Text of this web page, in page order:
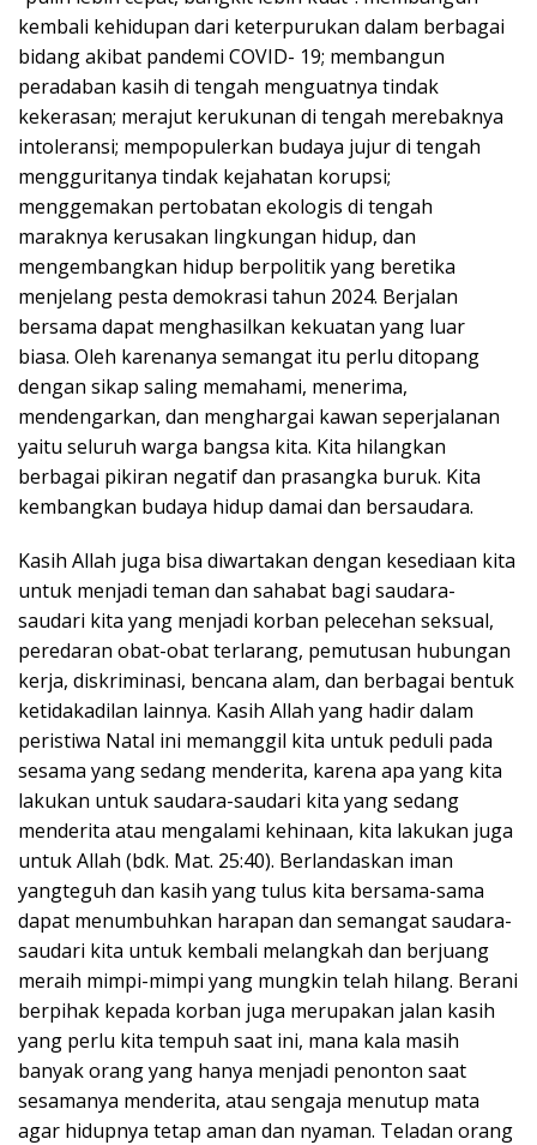
kembali kehidupan dari keterpurukan dalam berbagai
bidang akibat pandemi COVID- 19; membangun
peradaban kasih di tengah menguatnya tindak
kekerasan; merajut kerukunan di tengah merebaknya
intoleransi; mempopulerkan budaya jujur di tengah
mengguritanya tindak kejahatan korupsi;
menggemakan pertobatan ekologis di tengah
maraknya kerusakan lingkungan hidup, dan
mengembangkan hidup berpolitik yang beretika
menjelang pesta demokrasi tahun 2024. Berjalan
bersama dapat menghasilkan kekuatan yang luar
biasa. Oleh karenanya semangat itu perlu ditopang
dengan sikap saling memahami, menerima,
mendengarkan, dan menghargai kawan seperjalanan
yaitu seluruh warga bangsa kita. Kita hilangkan
berbagai pikiran negatif dan prasangka buruk. Kita
kembangkan budaya hidup damai dan bersaudara.
Kasih Allah juga bisa diwartakan dengan kesediaan kita
untuk menjadi teman dan sahabat bagi saudara-
saudari kita yang menjadi korban pelecehan seksual,
peredaran obat-obat terlarang, pemutusan hubungan
kerja, diskriminasi, bencana alam, dan berbagai bentuk
ketidakadilan lainnya. Kasih Allah yang hadir dalam
peristiwa Natal ini memanggil kita untuk peduli pada
sesama yang sedang menderita, karena apa yang kita
lakukan untuk saudara-saudari kita yang sedang
menderita atau mengalami kehinaan, kita lakukan juga
untuk Allah (bdk. Mat. 25:40). Berlandaskan iman
yangteguh dan kasih yang tulus kita bersama-sama
dapat menumbuhkan harapan dan semangat saudara-
saudari kita untuk kembali melangkah dan berjuang
meraih mimpi-mimpi yang mungkin telah hilang. Berani
berpihak kepada korban juga merupakan jalan kasih
yang perlu kita tempuh saat ini, mana kala masih
banyak orang yang hanya menjadi penonton saat
sesamanya menderita, atau sengaja menutup mata
agar hidupnya tetap aman dan nyaman. Teladan orang